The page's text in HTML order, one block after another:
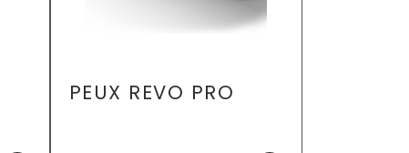
PEUX REVO PRO